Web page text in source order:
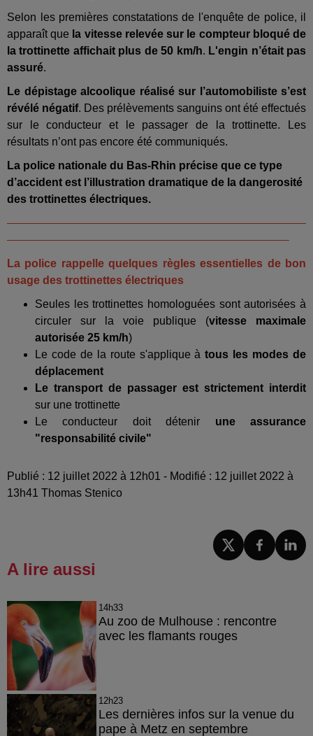
Selon les premières constatations de l'enquête de police, il
apparaît que la vitesse relevée sur le compteur bloqué de
la trottinette affichait plus de 50 km/h. L'engin n’était pas
assuré.
Le dépistage alcoolique réalisé sur l’automobiliste s’est
révélé négatif. Des prélèvements sanguins ont été effectués
sur le conducteur et le passager de la trottinette. Les
résultats n’ont pas encore été communiqués.
La police nationale du Bas-Rhin précise que ce type
d’accident est l’illustration dramatique de la dangerosité
des trottinettes électriques.
La police rappelle quelques règles essentielles de bon
usage des trottinettes électriques
Seules les trottinettes homologuées sont autorisées à
circuler sur la voie publique (vitesse maximale
autorisée 25 km/h)
Le code de la route s'applique àtous les modes de
déplacement
Le transport de passager est strictement interdit
sur une trottinette
Le conducteur doit détenir une assurance
"responsabilité civile"
Publié : 12 juillet 2022 à 12h01 - Modifié : 12 juillet 2022 à
13h41 Thomas Stenico
A lire aussi
14h33
Au zoo de Mulhouse : rencontre
avec les flamants rouges
12h23
Les dernières infos sur la venue du
pape à Metz en septembre